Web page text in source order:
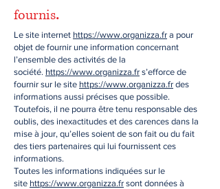
fournis.
Le site internet https://www.organizza.fr a pour
objet de fournir une information concernant
l’ensemble des activités de la
société. https://www.organizza.fr s’efforce de
fournir sur le site https://www.organizza.fr des
informations aussi précises que possible.
Toutefois, il ne pourra être tenu responsable des
oublis, des inexactitudes et des carences dans la
mise à jour, qu’elles soient de son fait ou du fait
des tiers partenaires qui lui fournissent ces
informations.
Toutes les informations indiquées sur le
site https://www.organizza.fr sont données à